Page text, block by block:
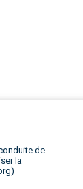
de
la
)